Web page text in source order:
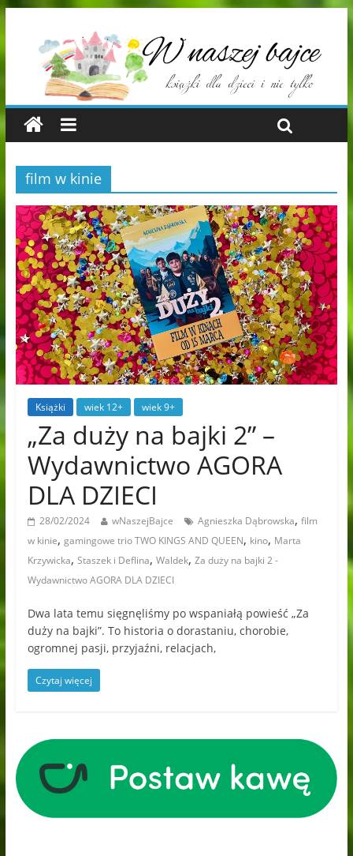
film w kinie
Książki wiek 12+ wiek 9+
„Za duży na bajki 2” –
Wydawnictwo AGORA
DLA DZIECI
28/02/2024 wNaszejBajce Agnieszka Dąbrowska, film
w kinie, gamingowe trio TWO KINGS AND QUEEN, kino, Marta
Krzywicka, Staszek i Deflina, Waldek, Za duży na bajki 2 -
Wydawnictwo AGORA DLA DZIECI
Dwa lata temu sięgnęliśmy po wspaniałą powieść „Za
duży na bajki”. To historia o dorastaniu, chorobie,
ogromnej pasji, przyjaźni, relacjach,
Czytaj więcej